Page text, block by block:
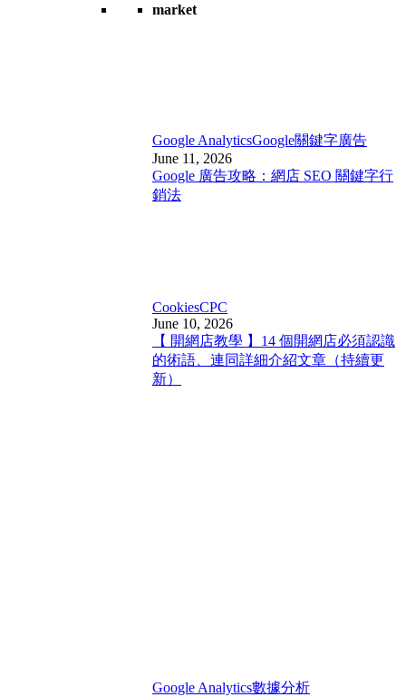
market
Google AnalyticsGoogle關鍵字廣告
June 11, 2026
Google 廣告攻略：網店 SEO 關鍵字行
銷法
CookiesCPC
June 10, 2026
【 開網店教學 】14 個開網店必須認識
的術語、連同詳細介紹文章（持續更
新）
Google Analytics數據分析